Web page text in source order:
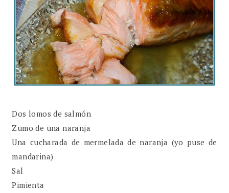
Dos lomos de salmón
Zumo de una naranja
Una cucharada de mermelada de naranja (yo puse de
mandarina)
Sal
Pimienta